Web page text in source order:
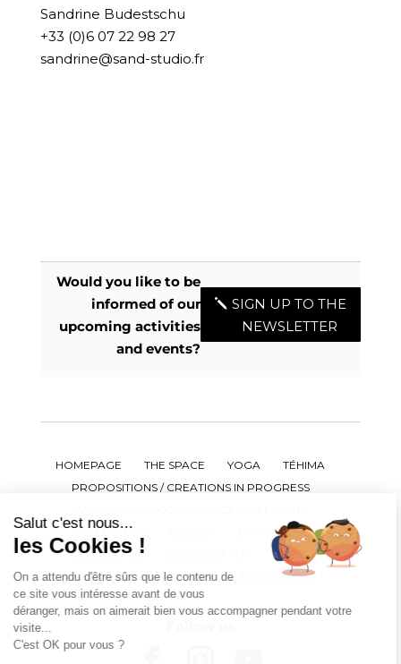
Sandrine Budestschu
+33 (0)6 07 22 98 27
sandrine@sand-studio.fr
Would you like to be
informed of our
upcoming activities
and events?
SIGN UP TO THE
NEWSLETTER
HOMEPAGE THE SPACE YOGA
TÉHIMA
PROPOSITIONS / CREATIONS IN PROGRESS
PAST EVENTS
LARA BRUHL
CONTACT US
PRESS
USEFUL LINKS
CREDITS LEGAL NOTICE
Salut c'est nous...
les Cookies !
On a attendu d'être sûrs que le contenu de
ce site vous intéresse avant de vous
déranger, mais on aimerait bien vous accompagner pendant votre
visite...
C'est OK pour vous ?